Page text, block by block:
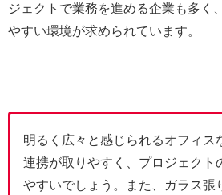
ジェクトで業務を進める企業も多く
やすい環境が求められています。
明るく広々と感じられるオフィス
連携が取りやすく、プロジェクト
やすいでしょう。また、ガラス張